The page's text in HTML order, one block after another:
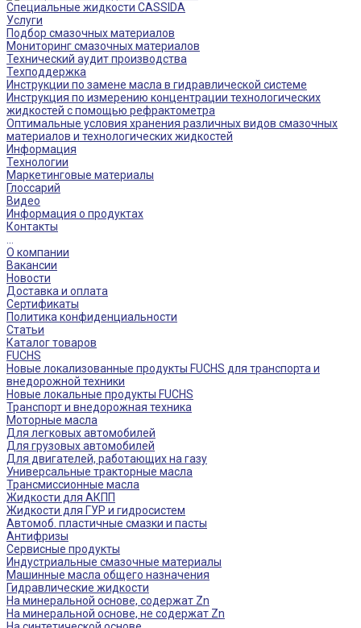
Специальные жидкости CASSIDA
Услуги
Подбор смазочных материалов
Мониторинг смазочных материалов
Технический аудит производства
Техподдержка
Инструкции по замене масла в гидравлической системе
Инструкция по измерению концентрации технологических
жидкостей с помощью рефрактометра
Оптимальные условия хранения различных видов смазочных
материалов и технологических жидкостей
Информация
Технологии
Маркетинговые материалы
Глоссарий
Видео
Информация о продуктах
Контакты
О компании
Вакансии
Новости
Доставка и оплата
Сертификаты
Политика конфиденциальности
Статьи
Каталог товаров
FUCHS
Новые локализованные продукты FUCHS для транспорта и
внедорожной техники
Новые локальные продукты FUCHS
Транспорт и внедорожная техника
Моторные масла
Для легковых автомобилей
Для грузовых автомобилей
Для двигателей, работающих на газу
Универсальные тракторные масла
Трансмиссионные масла
Жидкости для АКПП
Жидкости для ГУР и гидросистем
Автомоб. пластичные смазки и пасты
Антифризы
Сервисные продукты
Индустриальные смазочные материалы
Машинные масла общего назначения
Гидравлические жидкости
На минеральной основе, содержат Zn
На минеральной основе, не содержат Zn